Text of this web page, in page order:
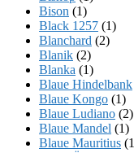
Bison (1)
Black 1257 (1)
Blanchard (2)
Blanik (2)
Blanka (1)
Blaue Hindelbank
Blaue Kongo (1)
Blaue Ludiano (2)
Blaue Mandel (1)
Blaue Mauritius